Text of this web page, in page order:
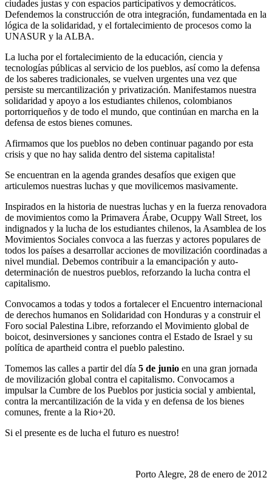
ciudades justas y con espacios participativos y democráticos.
Defendemos la construcción de otra integración, fundamentada en la
lógica de la solidaridad, y el fortalecimiento de procesos como la
UNASUR y la ALBA.
La lucha por el fortalecimiento de la educación, ciencia y
tecnologías públicas al servicio de los pueblos, así como la defensa
de los saberes tradicionales, se vuelven urgentes una vez que
persiste su mercantilización y privatización. Manifestamos nuestra
solidaridad y apoyo a los estudiantes chilenos, colombianos
portorriqueños y de todo el mundo, que continúan en marcha en la
defensa de estos bienes comunes.
Afirmamos que los pueblos no deben continuar pagando por esta
crisis y que no hay salida dentro del sistema capitalista!
Se encuentran en la agenda grandes desafíos que exigen que
articulemos nuestras luchas y que movilicemos masivamente.
Inspirados en la historia de nuestras luchas y en la fuerza renovadora
de movimientos como la Primavera Árabe, Ocuppy Wall Street, los
indignados y la lucha de los estudiantes chilenos, la Asamblea de los
Movimientos Sociales convoca a las fuerzas y actores populares de
todos los países a desarrollar acciones de movilización coordinadas a
nivel mundial. Debemos contribuir a la emancipación y auto-
determinación de nuestros pueblos, reforzando la lucha contra el
capitalismo.
Convocamos a todas y todos a fortalecer el Encuentro internacional
de derechos humanos en Solidaridad con Honduras y a construir el
Foro social Palestina Libre, reforzando el Movimiento global de
boicot, desinversiones y sanciones contra el Estado de Israel y su
política de apartheid contra el pueblo palestino.
Tomemos las calles a partir del día 5 de junio en una gran jornada
de movilización global contra el capitalismo. Convocamos a
impulsar la Cumbre de los Pueblos por justicia social y ambiental,
contra la mercantilización de la vida y en defensa de los bienes
comunes, frente a la Rio+20.
Si el presente es de lucha el futuro es nuestro!
Porto Alegre, 28 de enero de 2012